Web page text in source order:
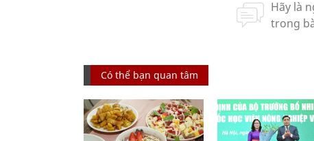
Có thể bạn quan tâm